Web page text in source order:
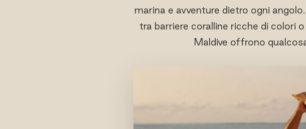
marina e avventure dietro ogni
tra barriere coralline ricche di colori
Maldive offrono